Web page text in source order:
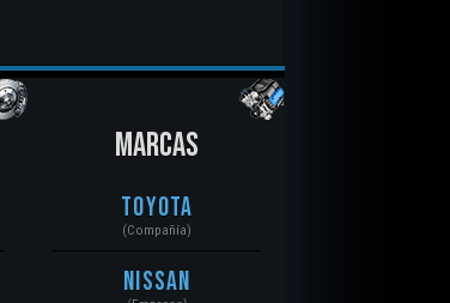
MARCAS
Toyota
(Compañía)
Nissan